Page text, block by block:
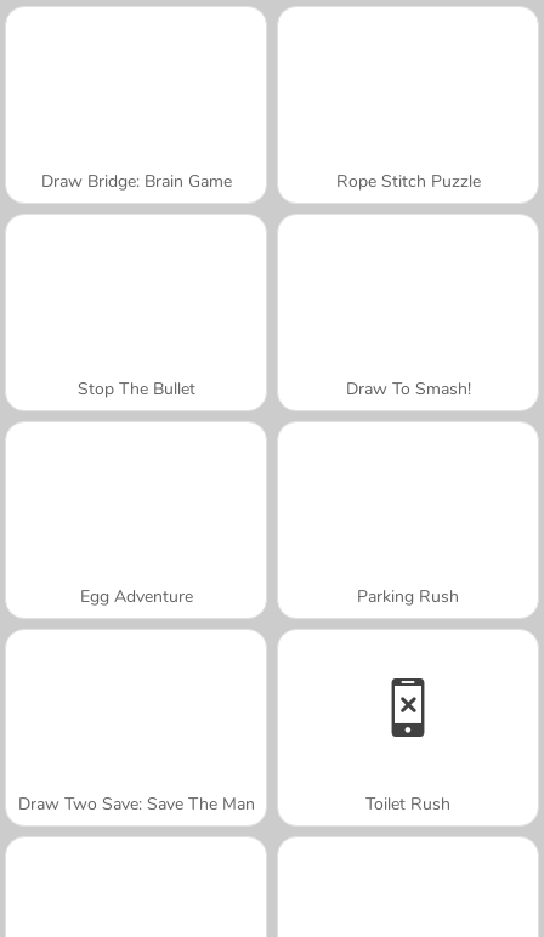
Draw Bridge: Brain Game Rope Stitch Puzzle
Stop The Bullet Draw To Smash!
Egg Adventure Parking Rush
Draw Two Save: Save The Man Toilet Rush